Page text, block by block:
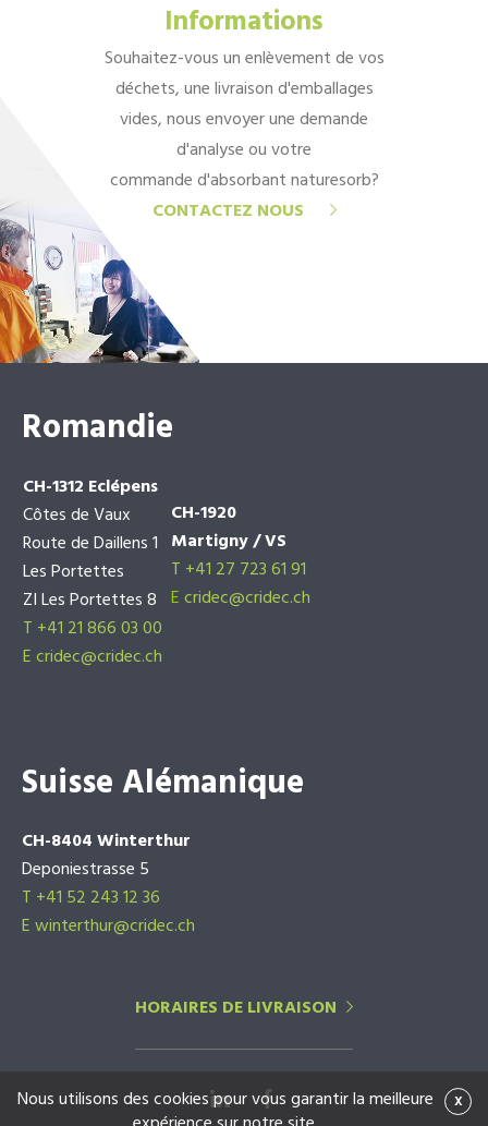
Informations
Souhaitez-vous un enlèvement de vos
déchets, une livraison d'emballages
vides, nous envoyer une demande
d'analyse ou votre
commande d'absorbant naturesorb?
CONTACTEZ NOUS
Romandie
CH-1312 Eclépens
Côtes de Vaux
Route de Daillens 1
Les Portettes
ZI Les Portettes 8
T +41 21 866 03 00
Ecridec@cridec.ch
CH-1920
Martigny / VS
T +41 27 723 61 91
Ecridec@cridec.ch
Suisse Alémanique
CH-8404 Winterthur
Deponiestrasse 5
T +41 52 243 12 36
E winterthur@cridec.ch
HORAIRES DE LIVRAISON
x
Nous utilisons des cookies pour vous garantir la meilleure